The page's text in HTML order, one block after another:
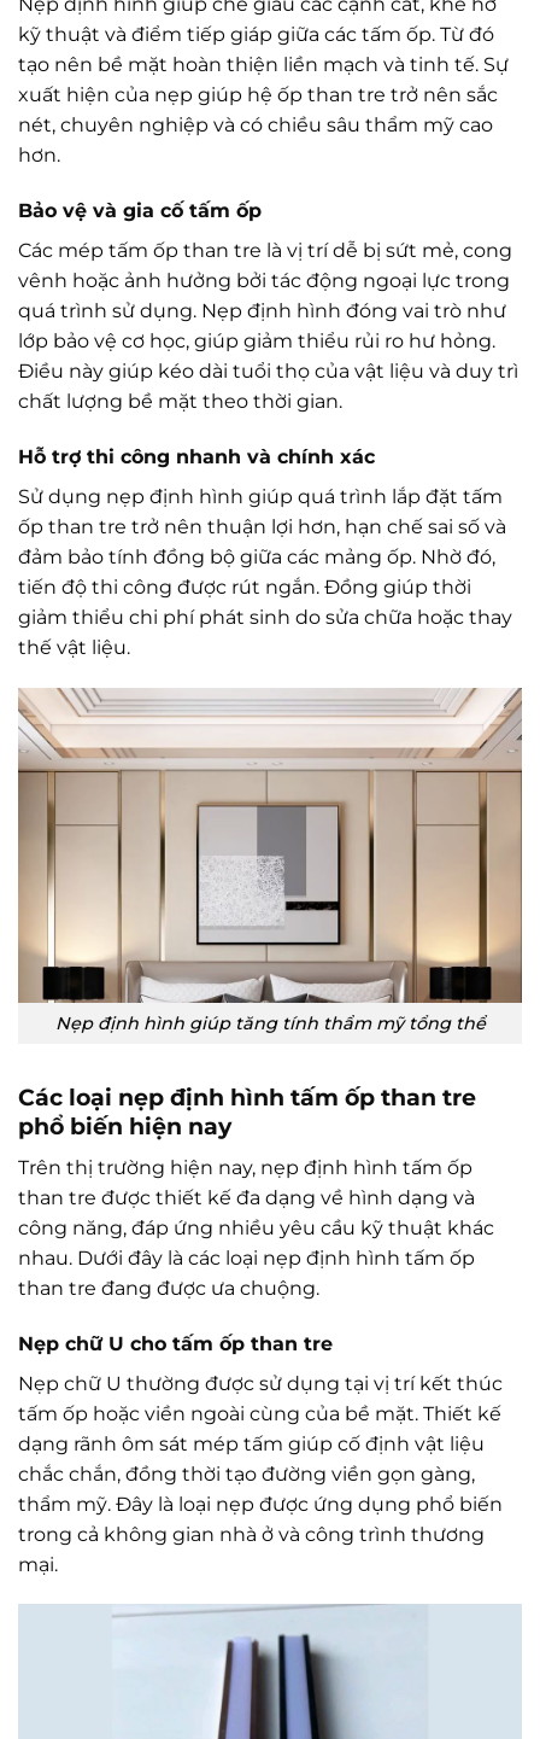
kỹ thuật và điểm tiếp giáp giữa các tấm ốp. Từ đó
tạo nên bề mặt hoàn thiện liền mạch và tinh tế. Sự
xuất hiện của nẹp giúp hệ ốp than tre trở nên sắc
nét, chuyên nghiệp và có chiều sâu thẩm mỹ cao
hơn.
Bảo vệ và gia cố tấm ốp
Các mép tấm ốp than tre là vị trí dễ bị sứt mẻ, cong
vênh hoặc ảnh hưởng bởi tác động ngoại lực trong
quá trình sử dụng. Nẹp định hình đóng vai trò như
lớp bảo vệ cơ học, giúp giảm thiểu rủi ro hư hỏng.
Điều này giúp kéo dài tuổi thọ của vật liệu và duy trì
chất lượng bề mặt theo thời gian.
Hỗ trợ thi công nhanh và chính xác
Sử dụng nẹp định hình giúp quá trình lắp đặt tấm
ốp than tre trở nên thuận lợi hơn, hạn chế sai số và
đảm bảo tính đồng bộ giữa các mảng ốp. Nhờ đó,
tiến độ thi công được rút ngắn. Đồng giúp thời
giảm thiểu chi phí phát sinh do sửa chữa hoặc thay
thế vật liệu.
Nẹp định hình giúp tăng tính thẩm mỹ tổng thể
Các loại nẹp định hình tấm ốp than tre
phổ biến hiện nay
Trên thị trường hiện nay, nẹp định hình tấm ốp
than tre được thiết kế đa dạng về hình dạng và
công năng, đáp ứng nhiều yêu cầu kỹ thuật khác
nhau. Dưới đây là các loại nẹp định hình tấm ốp
than tre đang được ưa chuộng.
Nẹp chữ U cho tấm ốp than tre
Nẹp chữ U thường được sử dụng tại vị trí kết thúc
tấm ốp hoặc viền ngoài cùng của bề mặt. Thiết kế
dạng rãnh ôm sát mép tấm giúp cố định vật liệu
chắc chắn, đồng thời tạo đường viền gọn gàng,
thẩm mỹ. Đây là loại nẹp được ứng dụng phổ biến
trong cả không gian nhà ở và công trình thương
mại.